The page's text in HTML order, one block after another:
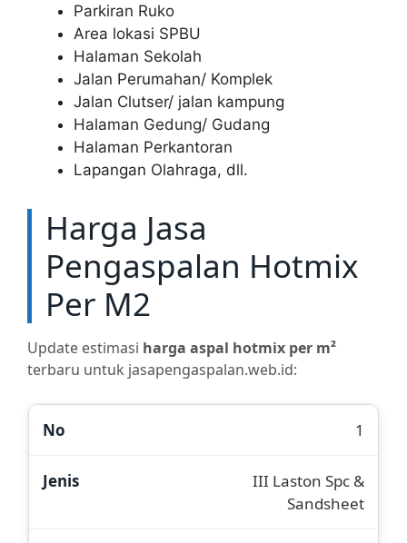
Parkiran Ruko
Area lokasi SPBU
Halaman Sekolah
Jalan Perumahan/ Komplek
Jalan Clutser/ jalan kampung
Halaman Gedung/ Gudang
Halaman Perkantoran
Lapangan Olahraga, dll.
Harga Jasa
Pengaspalan Hotmix
Per M2
Update estimasi harga aspal hotmix per m²
terbaru untuk jasapengaspalan.web.id:
1
III Laston Spc &
Sandsheet